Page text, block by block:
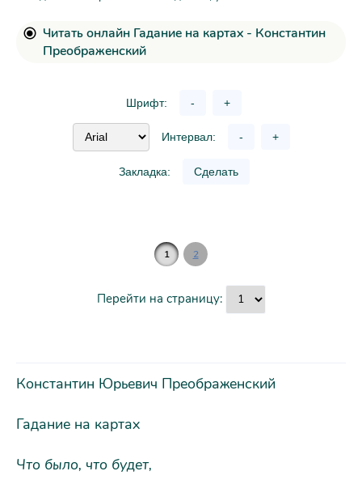
Читать онлайн Гадание на картах - Константин
Преображенский
Шрифт: - +
Интервал: - +
Закладка: Сделать
1 2
Перейти на страницу:
Константин Юрьевич Преображенский
Гадание на картах
Что было, что будет,